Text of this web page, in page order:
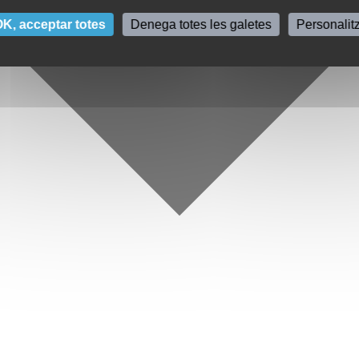
acceptar totes Denega totes les galetes